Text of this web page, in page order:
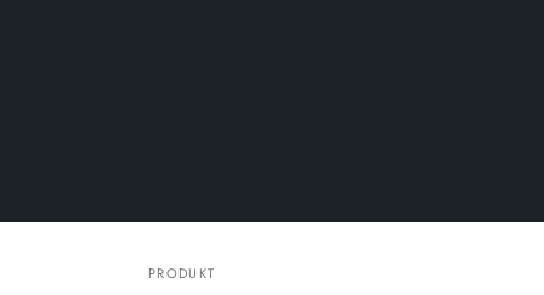
PRODUKT